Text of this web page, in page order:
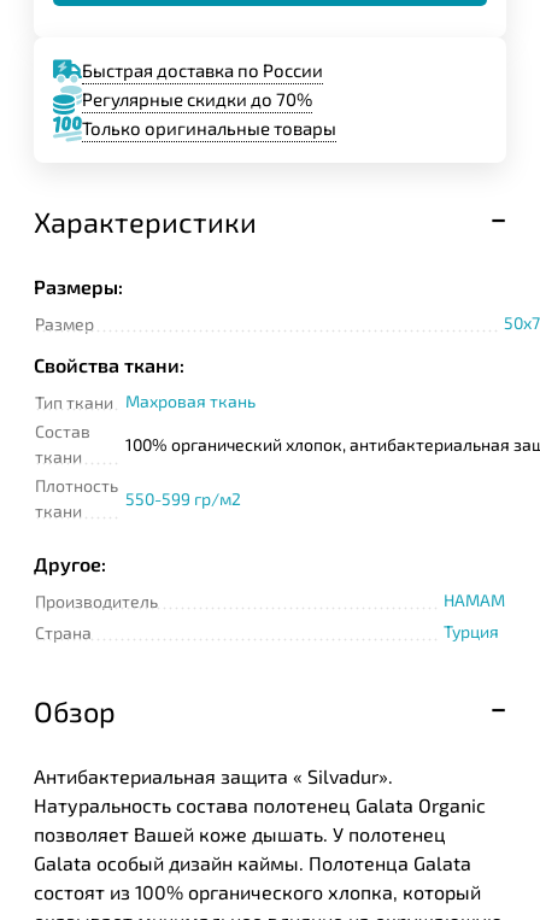
Быстрая доставка по России
Регулярные скидки до 70%
Только оригинальные товары
Характеристики
Размеры:
Размер
Свойства ткани:
Тип ткани
Махровая ткань
Состав
ткани
100% органический хлопок, антибактериальная
Плотность
ткани
550-599 гр/м2
Другое:
Производитель
HAMAM
Страна
Турция
Обзор
Антибактериальная защита « Silvadur».
Натуральность состава полотенец Galata Organic
позволяет Вашей коже дышать. У полотенец
Galata особый дизайн каймы. Полотенца Galata
состоят из 100% органического хлопка, который